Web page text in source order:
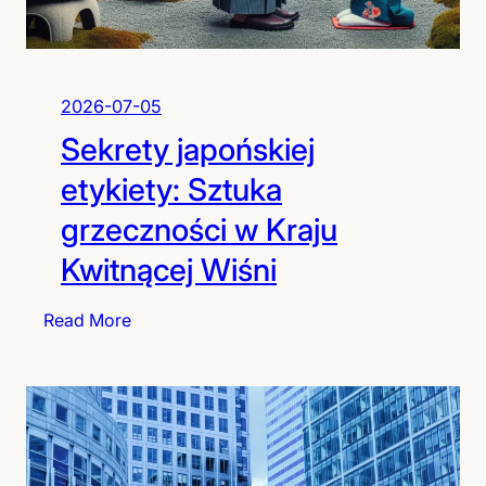
ć
h
e
a
c
i
a
n
:
n
y
j
a
2026-07-05
Sekrety japońskiej
etykiety: Sztuka
grzeczności w Kraju
Kwitnącej Wiśni
Read More:
k
r
e
t